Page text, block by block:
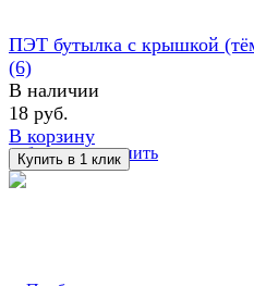
избранное сравнить
ПЭТ бутылка с крышкой
(6)
В наличии
18 руб.
В корзину